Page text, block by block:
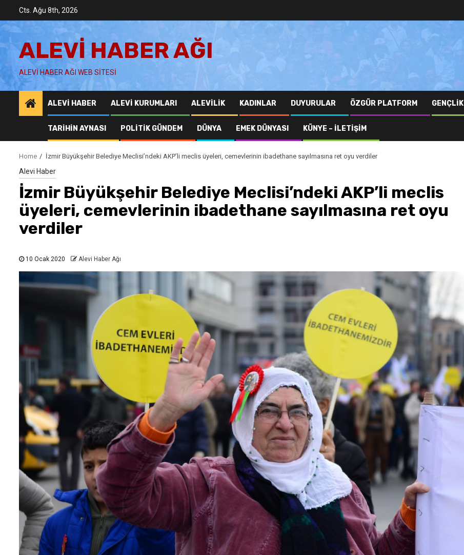
content
Cts. Ağu 8th, 2026
ALEVI HABER AĞI
ALEVI HABER AĞI WEB SITESI
ALEVI HABER ALEVI KURUMLARI ALEVILIK KADINLAR DUYURULAR ÖZGÜR PLATFORM GENÇLIK
TARIHIN AYNASI POLITIK GÜNDEM DÜNYA EMEK DÜNYASI KÜNYE – İLETIŞIM
Home İzmir Büyükşehir Belediye Meclisi’ndeki AKP’li meclis üyeleri, cemevlerinin ibadethane sayılmasına ret oyu verdiler
Alevi Haber
İzmir Büyükşehir Belediye Meclisi’ndeki AKP’li meclis
üyeleri, cemevlerinin ibadethane sayılmasına ret oyu
verdiler
10 Ocak 2020 Alevi Haber Ağı